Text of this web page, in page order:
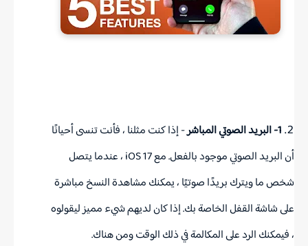
1- البريد الصوتي المباشر
- إذا كنت مثلنا ، فأنت تنسى أحيانًا
أن البريد الصوتي موجود بالفعل.
مع ‌iOS 17‌ ، عندما يتصل
شخص ما ويترك بريدًا صوتيًا ، يمكنك مشاهدة النسخ مباشرة
على شاشة القفل الخاصة بك.إذا كان لديهم شيء مميز ليقولوه
، فيمكنك الرد على المكالمة في ذلك الوقت ومن هناك.